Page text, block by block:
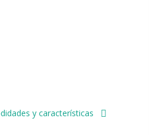
y características